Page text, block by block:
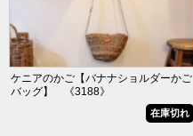
ケニアのかご【バナナショルダーかご
バッグ】 《3188》
在庫切れ